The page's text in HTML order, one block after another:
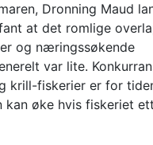
Dronning Maud
at det romlige
og næringssøkende
var lite.
krill-fiskerier er for
kan øke hvis fiskeriet